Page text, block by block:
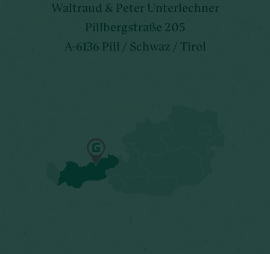
Waltraud & Peter Unterlechner
Pillbergstraße 205
A-6136 Pill / Schwaz / Tirol